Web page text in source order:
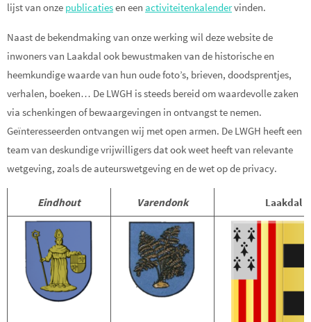
lijst van onze publicatiesen een activiteitenkalendervinden.
Naast de bekendmaking van onze werking wil deze website de
inwoners van Laakdal ook bewustmaken van de historische en
heemkundige waarde van hun oude foto’s, brieven, doodsprentjes,
verhalen, boeken… De LWGH is steeds bereid om waardevolle zaken
via schenkingen of bewaargevingen in ontvangst te nemen.
Geïnteresseerden ontvangen wij met open armen. De LWGH heeft een
team van deskundige vrijwilligers dat ook weet heeft van relevante
wetgeving, zoals de auteurswetgeving en de wet op de privacy.
Eindhout Varendonk Laakdal